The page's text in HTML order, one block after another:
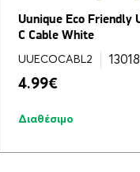
Uunique Eco Friendly
C Cable White
UUECOCABL2
4.99€
Διαθέσιμο